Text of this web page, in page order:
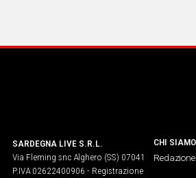
SARDEGNA LIVE S.R.L.
Via Fleming snc Alghero (SS) 07041
P.IVA 02622400906 - Registrazione
CHI SIAMO
Redazione